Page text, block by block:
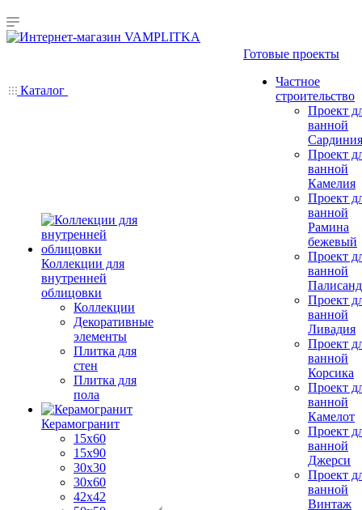
Каталог
Коллекции для
внутренней
облицовки
Коллекции
Декоративные
элементы
Плитка для
стен
Плитка для
пола
Керамогранит
15х60
15x90
30х30
30х60
42х42
Готовые проекты
Частное
строительство
Проект
ванной
Сардиния
Проект
ванной
Камелия
Проект
ванной
Рамина
бежевый
Проект
ванной
Проект
ванной
Ливадия
Проект
ванной
Корсика
Проект
ванной
Камелот
Проект
ванной
Джерси
Проект
ванной
Винтаж